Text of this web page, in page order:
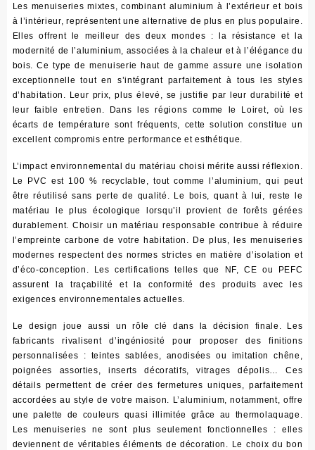
Les menuiseries mixtes, combinant aluminium à l’extérieur et bois
à l’intérieur, représentent une alternative de plus en plus populaire.
Elles offrent le meilleur des deux mondes : la résistance et la
modernité de l’aluminium, associées à la chaleur et à l’élégance du
bois.Ce type de menuiserie haut de gamme assure une isolation
exceptionnelle tout en s’intégrant parfaitement à tous les styles
d’habitation
. Leur prix, plus élevé, se justifie par leur durabilité et
leur faible entretien. Dans les régions comme le Loiret, où les
écarts de température sont fréquents, cette solution constitue un
excellent compromis entre performance et esthétique.
L’impact environnemental du matériau choisi mérite aussi réflexion.
Le PVC est 100 % recyclable, tout comme l’aluminium, qui peut
être réutilisé sans perte de qualité. Le bois, quant à lui, reste le
matériau le plus écologique lorsqu’il provient de forêts gérées
durablement. Choisir un matériau responsable contribue à réduire
l’empreinte carbone de votre habitation
. De plus, les menuiseries
modernes respectent des normes strictes en matière d’isolation et
d’éco-conception. Les certifications telles que NF, CE ou PEFC
assurent la traçabilité et la conformité des produits avec les
exigences environnementales actuelles.
Le design joue aussi un rôle clé dans la décision finale. Les
fabricants rivalisent d’ingéniosité pour proposer des finitions
personnalisées : teintes sablées, anodisées ou imitation chêne,
poignées assorties, inserts décoratifs, vitrages dépolis… Ces
détails permettent de créer des fermetures uniques, parfaitement
accordées au style de votre maison. L’aluminium, notamment, offre
une palette de couleurs quasi illimitée grâce au thermolaquage.
Les menuiseries ne sont plus seulement fonctionnelles : elles
deviennent de véritables éléments de décoration
. Le choix du bon